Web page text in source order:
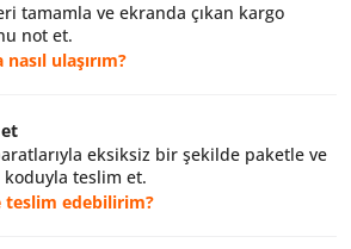
tamamla ve ekranda çıkan kargo
not et.
ulaşırım?
eksiksiz bir şekilde paketle ve
teslim et.
teslim edebilirim?